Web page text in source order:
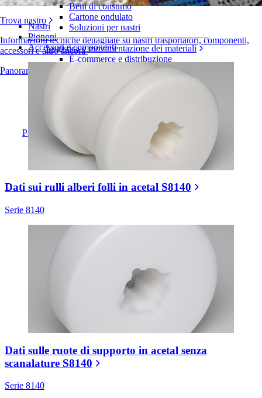
Trova nastro
Informazioni tecniche dettagliate su nastri trasportatori, componenti,
accessori e altro ancora
Panoramica dei prodotti
Beni di consumo
Cartone ondulato
Soluzioni per nastri
Logistica e movimentazione dei materiali
E-commerce e distribuzione
Panoramica dei settori
Nastri
Pignoni
Accessori e componenti
Dati sui rulli alberi folli in acetal S8140
Serie 8140
Dati sulle ruote di supporto in acetal senza
scanalature S8140
Serie 8140